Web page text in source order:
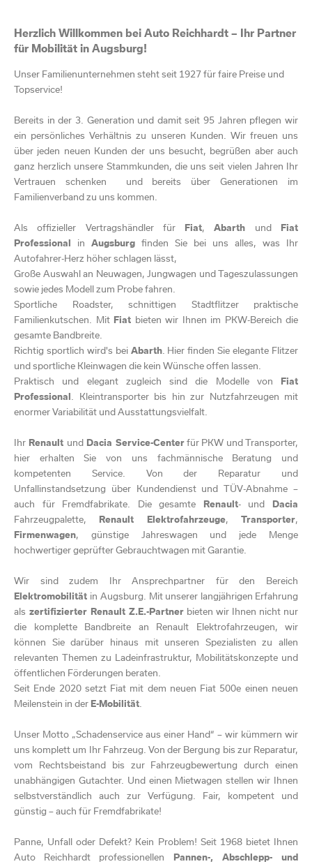
Adria Wohnwagen, Wohnmobile + Vans
Adria Supersonic
Zubehör, Campingshop, Wohnmobilzubehör
Service & Werkstatt
Einführungsvideo Reisemobile
Ansprechpartner/Team
Zulassungsservice
Unsere Fahrzeuge
Fiat PKW
Elektrofahrzeuge und Hybridmodelle
Service & Werkstatt
Ersatzteile und Zubehör
Kfz-Ankauf / Inzahlungnahme
Ansprechpartner/Team
KFZ-Versicherung
Probefahrt
aktuelle Aktionen
Service & Werkstatt
Umbauten - Aufbauten - Einbauten
KFZ-Versicherung
Ansprechpartner/Team
Service & Werkstatt
Ersatzteile und Zubehör
Ansprechpartner/Team
Terminanfrage
Unsere Fahrzeuge
Service & Werkstatt
Ersatzteile und Zubehör
MEISTERWERKSTATT
Service für Ihr Fahrzeug
Mietwagen + ADAC Clubmobil
Aktionen + Festpreisangebote
Karosserieinstandsetzung und Glasschadenservice
Schadenservice
weitere Leistungen und Serviceangebote
Kfz-Ankauf / Inzahlungnahme
Karosserie / Spenglerei
Ansprechpartner/Team
VERMIETUNG
Wohnmobil Vermietung
24 h Service
Unsere Abschleppwagen
ADAC PKW Vermietung
ADAC Transporter Vermietung
Auto Reichhardt und der ADAC
Schadenservice
Ansprechpartner/Team
Herzlich Willkommen bei Auto Reichhardt – Ihr Partner
für Mobilität in Augsburg!
Unser Familienunternehmen steht seit 1927 für faire Preise und
Topservice!
Bereits in der 3. Generation und damit seit 95 Jahren pflegen wir
ein persönliches Verhältnis zu unseren Kunden. Wir freuen uns
über jeden neuen Kunden der uns besucht, begrüßen aber auch
ganz herzlich unsere Stammkunden, die uns seit vielen Jahren Ihr
Vertrauen schenken und bereits über Generationen im
Familienverband zu uns kommen.
Als offizieller Vertragshändler für Fiat,Abarth und
Fiat
Professional
in Augsburg finden Sie bei uns alles, was Ihr
Autofahrer-Herz höher schlagen lässt,
Große Auswahl an Neuwagen, Jungwagen und Tageszulassungen
sowie jedes Modell zum Probe fahren.
Sportliche Roadster, schnittigen Stadtflitzer praktische
Familienkutschen. Mit
Fiat bieten wir Ihnen im PKW-Bereich die
gesamte Bandbreite.
Richtig sportlich wird's bei Abarth. Hier finden Sie elegante Flitzer
und sportliche Kleinwagen die kein Wünsche offen lassen.
Praktisch und elegant zugleich sind die Modelle von
Fiat
Professional . Kleintransporter bis hin zur Nutzfahrzeugen mit
enormer Variabilität und Ausstattungsvielfalt.
Ihr Renault und Dacia Service-Centerfür PKW und Transporter,
hier erhalten Sie von uns fachmännische Beratung und
kompetenten Service. Von der Reparatur und
Unfallinstandsetzung über Kundendienst und TÜV-Abnahme –
auch für Fremdfabrikate. Die gesamte
Renault- und
Dacia
Fahrzeugpalette,
Renault Elektrofahrzeuge, Transporter,
Firmenwagen, günstige Jahreswagen und jede Menge
hochwertiger geprüfter Gebrauchtwagen mit Garantie.
Wir sind zudem Ihr Ansprechpartner für den Bereich
Elektromobilität in Augsburg.
Mit unserer langjährigen Erfahrung
als zertifizierter Renault Z.E.-Partner bieten wir Ihnen nicht nur
die komplette Bandbreite an Renault Elektrofahrzeugen, wir
können Sie darüber hinaus mit unseren Spezialisten zu allen
relevanten Themen zu Ladeinfrastruktur, Mobilitätskonzepte und
öffentlichen Förderungen beraten.
Seit Ende 2020 setzt Fiat mit dem neuen Fiat 500e einen neuen
Meilenstein in der E-Mobilität.
Unser Motto „Schadenservice aus einer Hand“ – wir kümmern wir
uns komplett um Ihr Fahrzeug. Von der Bergung bis zur Reparatur,
vom Rechtsbeistand bis zur Fahrzeugbewertung durch einen
unabhängigen Gutachter. Und einen Mietwagen stellen wir Ihnen
selbstverständlich auch zur Verfügung. Fair, kompetent und
günstig – auch für Fremdfabrikate!
Panne, Unfall oder Defekt? Kein Problem! Seit 1968 bietet Ihnen
Auto Reichhardt professionellen
Pannen-, Abschlepp- und